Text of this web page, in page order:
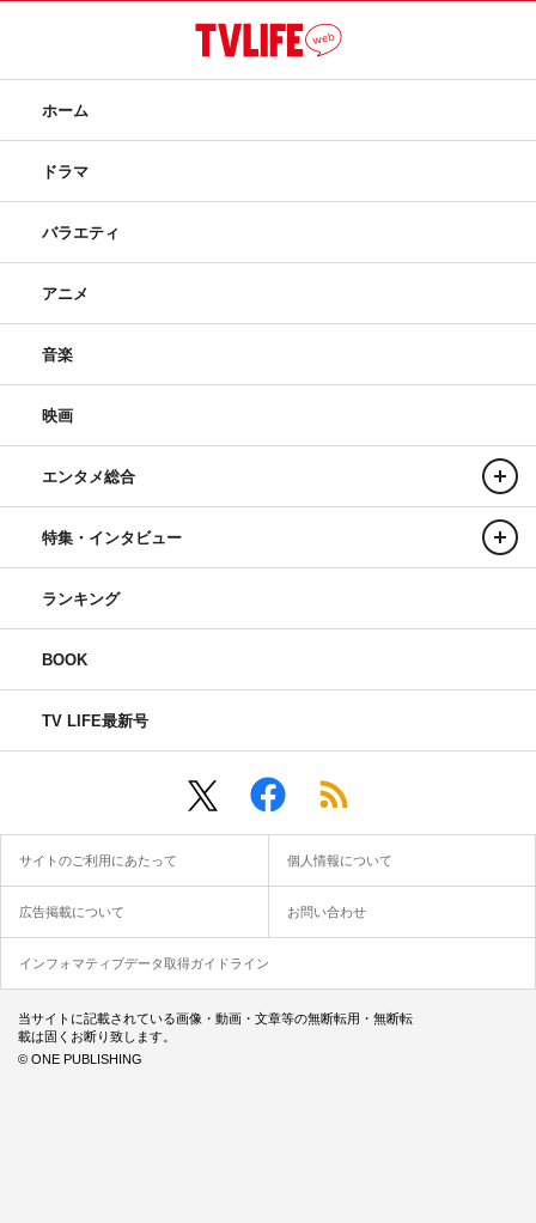
ホーム
ドラマ
バラエティ
アニメ
音楽
映画
エンタメ総合
特集・インタビュー
ランキング
BOOK
TV LIFE最新号
サイトのご利用にあたって 個人情報について
広告掲載について お問い合わせ
インフォマティブデータ取得ガイドライン
当サイトに記載されている画像・動画・文章等の無断転用・無断転
載は固くお断り致します。
© ONE PUBLISHING